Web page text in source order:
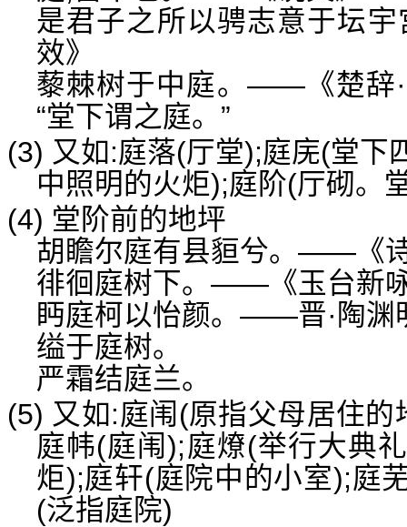
是君子之所以骋志意于坛
效》
藜棘树于中庭。——《楚辞·
“堂下谓之庭。”
(3) 又如:庭落(厅堂);庭庑(堂下
中照明的火炬);庭阶(厅砌。
(4) 堂阶前的地坪
胡瞻尔庭有县貆兮。——《
徘徊庭树下。——《玉台新
眄庭柯以怡颜。——晋·陶渊
缢于庭树。
严霜结庭兰。
(5) 又如:庭闱(原指父母居住
庭帏(庭闱);庭燎(举行大典
炬);庭轩(庭院中的小室);庭
(泛指庭院)